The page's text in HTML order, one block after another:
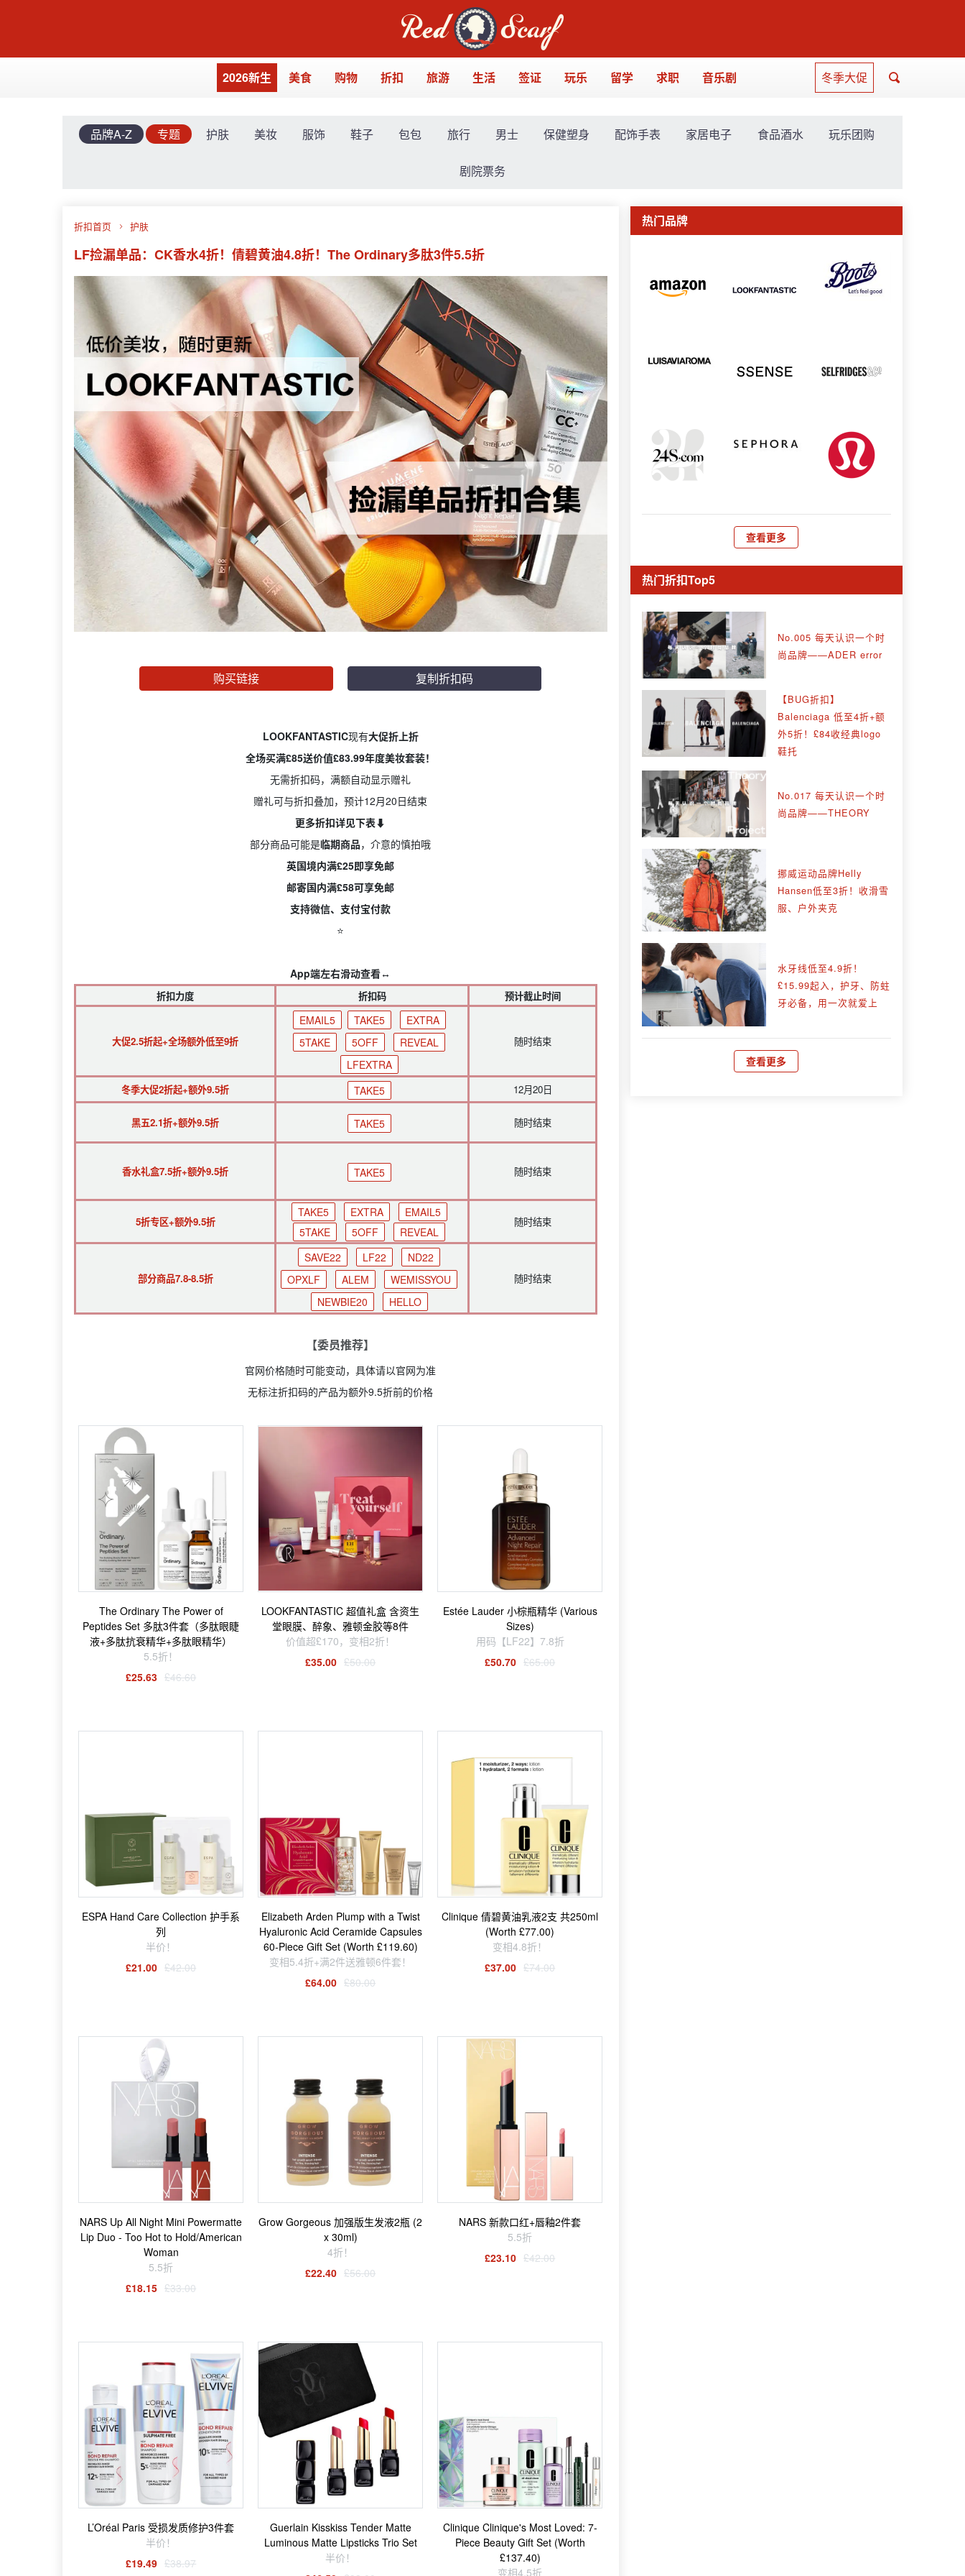
2026新生 美食 购物 折扣 旅游 生活 签证 玩乐 留学 求职 音乐剧 冬季大促
品牌A-Z 专题 护肤 美妆 服饰 鞋子 包包 旅行 男士 保健塑身 配饰手表 家居电子 食品酒水 玩乐团购
剧院票务
折扣首页 护肤
LF捡漏单品：CK香水4折！倩碧黄油4.8折！The Ordinary多肽3件5.5折
购买链接 复制折扣码
LOOKFANTASTIC现有大促折上折
全场买满£85送价值£83.99年度美妆套装！
无需折扣码，满额自动显示赠礼
赠礼可与折扣叠加，预计12月20日结束
更多折扣详见下表⬇️
部分商品可能是临期商品，介意的慎拍哦
英国境内满£25即享免邮
邮寄国内满£58可享免邮
支持微信、支付宝付款
⭐️
App端左右滑动查看↔️
折扣力度 折扣码 预计截止时间
大促2.5折起+全场额外低至9折
EMAIL5 TAKE5
EXTRA
5TAKE
5OFF
REVEAL
LFEXTRA
随时结束
冬季大促2折起+额外9.5折 TAKE5 12月20日
黑五2.1折+额外9.5折 TAKE5 随时结束
香水礼盒7.5折+额外9.5折 TAKE5 随时结束
5折专区+额外9.5折
TAKE5 EXTRA
EMAIL5
5TAKE
5OFF REVEAL
随时结束
部分商品7.8-8.5折
SAVE22 LF22
ND22
OPXLF
ALEM
WEMISSYOU
NEWBIE20
HELLO
随时结束
【委员推荐】
官网价格随时可能变动，具体请以官网为准
无标注折扣码的产品为额外9.5折前的价格
The Ordinary The Power of
Peptides Set 多肽3件套（多肽眼睫
液+多肽抗衰精华+多肽眼精华）
5.5折！
£25.63 £46.60
LOOKFANTASTIC 超值礼盒 含资生
堂眼膜、醉象、雅顿金胶等8件
价值超£170，变相2折！
£35.00 £50.00
Estée Lauder 小棕瓶精华 (Various
Sizes)
用码【LF22】7.8折
£50.70 £65.00
ESPA Hand Care Collection 护手系
列
半价！
£21.00 £42.00
Elizabeth Arden Plump with a Twist
Hyaluronic Acid Ceramide Capsules
60-Piece Gift Set (Worth £119.60)
变相5.4折+满2件送雅顿6件套！
£64.00 £80.00
Clinique 倩碧黄油乳液2支 共250ml
(Worth £77.00)
变相4.8折！
£37.00 £74.00
NARS Up All Night Mini Powermatte
Lip Duo - Too Hot to Hold/American
Woman
5.5折
£18.15 £33.00
Grow Gorgeous 加强版生发液2瓶 (2
x 30ml)
4折！
£22.40 £56.00
NARS 新款口红+唇釉2件套
5.5折
£23.10 £42.00
L’Oréal Paris 受损发质修护3件套
半价！
£19.49 £38.97
Guerlain Kisskiss Tender Matte
Luminous Matte Lipsticks Trio Set
半价！
Clinique Clinique's Most Loved: 7-
Piece Beauty Gift Set (Worth
£137.40)
变相4.5折
热门品牌
查看更多
热门折扣Top5
No.005 每天认识一个时
尚品牌——ADER error
【BUG折扣】
Balenciaga 低至4折+额
外5折！£84收经典logo
鞋托
No.017 每天认识一个时
尚品牌——THEORY
挪威运动品牌Helly
Hansen低至3折！收滑雪
服、户外夹克
水牙线低至4.9折！
£15.99起入，护牙、防蛀
牙必备，用一次就爱上
查看更多